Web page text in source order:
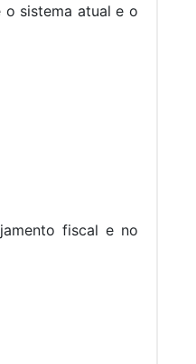
sistema atual e o
fiscal e no